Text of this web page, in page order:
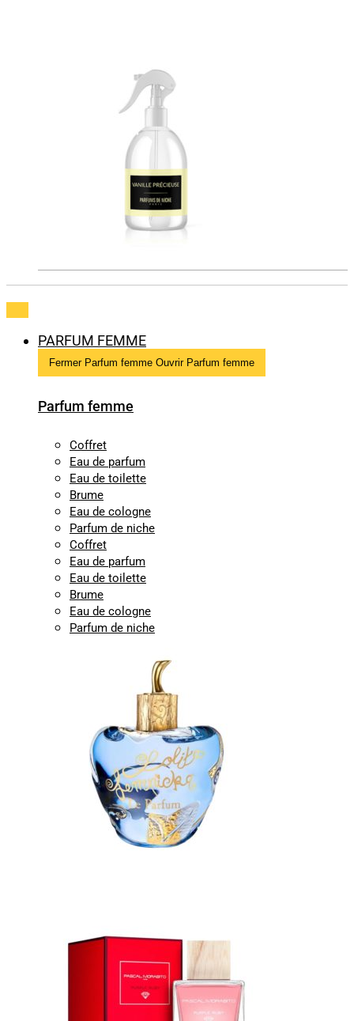
PARFUM FEMME
Fermer Parfum femme Ouvrir Parfum femme
Parfum femme
Coffret
Eau de parfum
Eau de toilette
Brume
Eau de cologne
Parfum de niche
Coffret
Eau de parfum
Eau de toilette
Brume
Eau de cologne
Parfum de niche